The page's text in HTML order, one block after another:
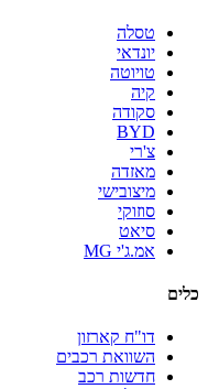
טסלה
יונדאי
טויוטה
קיה
סקודה
BYD
צ'רי
מאזדה
מיצובישי
סוזוקי
סיאט
אמ.ג'י MG
כלים
דו"ח קארזון
השוואת רכבים
חדשות רכב